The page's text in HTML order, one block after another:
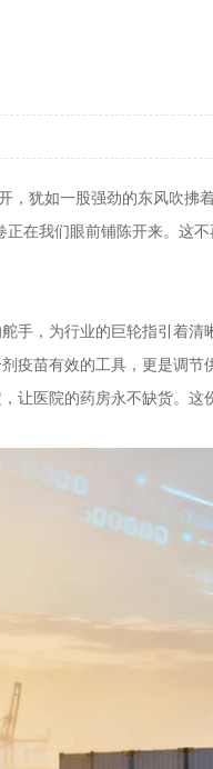
，犹如一股强劲的东风吹
正在我们眼前铺陈开来。这
手，为行业的巨轮指引着清
疫苗有效的工具，更是调
让医院的药房永不缺货。